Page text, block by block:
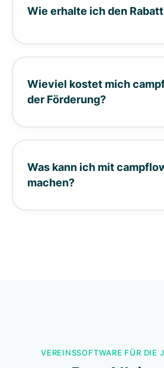
Wie erhalte ich den
Wieviel kostet mich
der Förderung?
Was kann ich mit
machen?
VEREINSSOFTWARE FÜR DIE